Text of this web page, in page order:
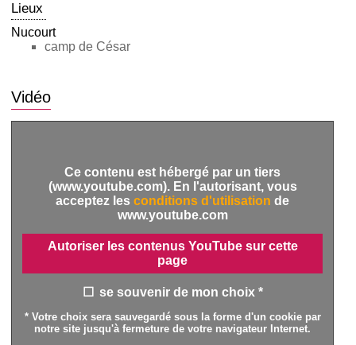
Lieux
Nucourt
camp de César
Vidéo
Ce contenu est hébergé par un tiers
(www.youtube.com). En l'autorisant, vous
acceptez les conditions d'utilisation de
www.youtube.com
Autoriser les contenus YouTube sur cette
page
se souvenir de mon choix *
* Votre choix sera sauvegardé sous la forme d'un cookie par
notre site jusqu'à fermeture de votre navigateur Internet.